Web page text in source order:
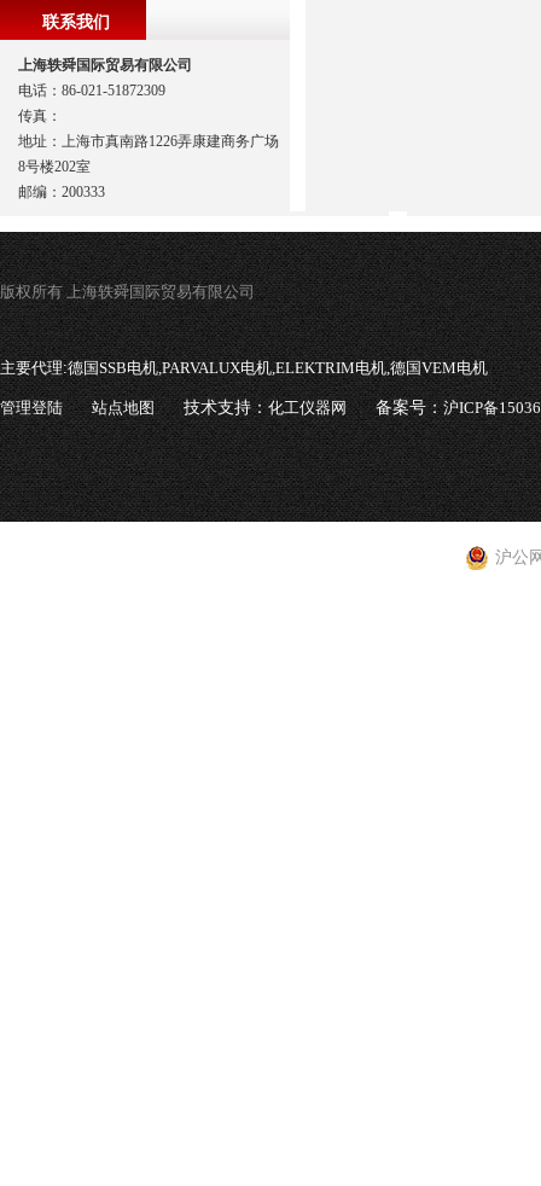
联系我们
上海轶舜国际贸易有限公司
电话：86-021-51872309
传真：
地址：上海市真南路1226弄康建商务广场
8号楼202室
邮编：200333
版权所有 上海轶舜国际贸易有限公司
主要代理:德国SSB电机,PARVALUX电机,ELEKTRIM电机,德国VEM电机
管理登陆 站点地图 技术支持：化工仪器网 备案号：沪ICP备
沪公